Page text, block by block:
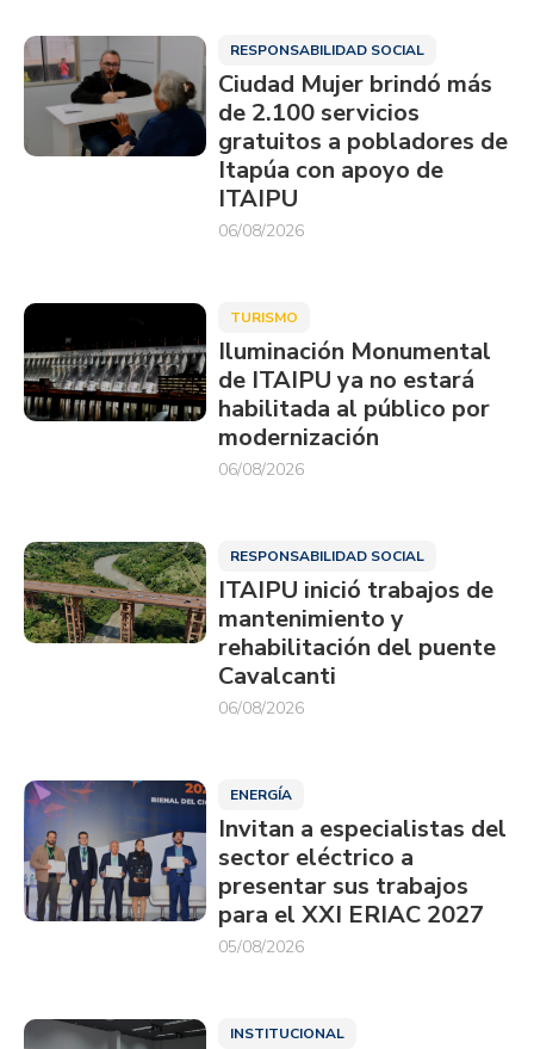
RESPONSABILIDAD SOCIAL
Ciudad Mujer brindó más
de 2.100 servicios
gratuitos a pobladores de
Itapúa con apoyo de
ITAIPU
06/08/2026
TURISMO
Iluminación Monumental
de ITAIPU ya no estará
habilitada al público por
modernización
06/08/2026
RESPONSABILIDAD SOCIAL
ITAIPU inició trabajos de
mantenimiento y
rehabilitación del puente
Cavalcanti
06/08/2026
ENERGÍA
Invitan a especialistas del
sector eléctrico a
presentar sus trabajos
para el XXI ERIAC 2027
05/08/2026
INSTITUCIONAL